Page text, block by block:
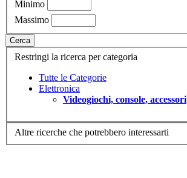
Minimo
Massimo
Cerca
Restringi la ricerca per categoria
Tutte le Categorie
Elettronica
Videogiochi, console, accessori
Altre ricerche che potrebbero interessarti